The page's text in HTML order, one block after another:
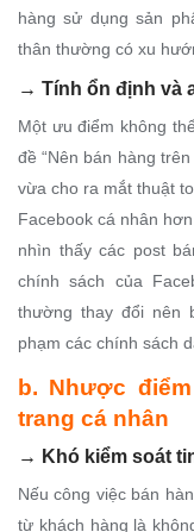
hàng sử dụng sản
thân thường có xu
→ Tính ổn định và
Một ưu điểm không
đề “Nên bán hàng
vừa cho ra mắt thuật
Facebook cá nhân
nhìn thấy các post
chính sách của
thường thay đổi nên
phạm các chính sách
b. Nhược
trang cá nhân
→ Khó kiểm soát
Nếu công việc bán
từ khách hàng là